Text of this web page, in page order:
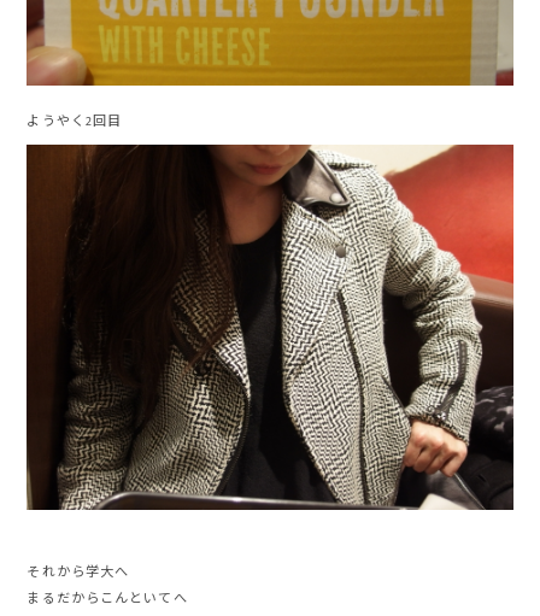
ようやく2回目
それから学大へ
まるだからこんといてへ